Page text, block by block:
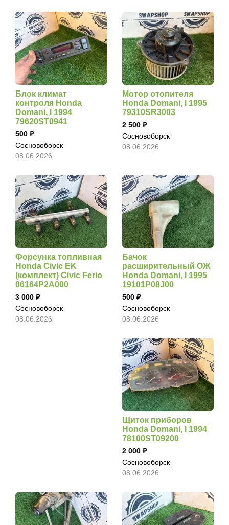
Блок климат
контроля Honda
Domani, I 1994
79620ST0941
500
Сосновоборск
08.06.2026
Мотор отопителя
Honda Domani, I 1995
79310SR3003
2 500
Сосновоборск
08.06.2026
Форсунка топливная
Honda Civic EK
(комплект) Civic Ferio
06164P2A000
3 000
Сосновоборск
08.06.2026
Бачок
расширительный ОЖ
Honda Domani, I 1995
19101P08J00
500
Сосновоборск
08.06.2026
Щиток приборов
Honda Domani, I 1994
78100ST09200
2 000
Сосновоборск
08.06.2026